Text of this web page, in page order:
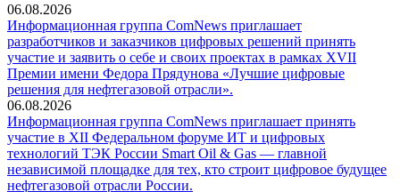
06.08.2026
Информационная группа ComNews приглашает
разработчиков и заказчиков цифровых решений принять
участие и заявить о себе и своих проектах в рамках XVII
Премии имени Федора Прядунова «Лучшие цифровые
решения для нефтегазовой отрасли».
06.08.2026
Информационная группа ComNews приглашает принять
участие в XII Федеральном форуме ИТ и цифровых
технологий ТЭК России Smart Oil & Gas — главной
независимой площадке для тех, кто строит цифровое будущее
нефтегазовой отрасли России.